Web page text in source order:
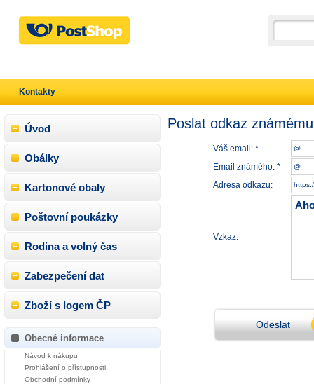
Poslat odkaz známému
Váš email: *
Email známého: *
Adresa odkazu:
Vzkaz:
Odeslat
Úvod
Obálky
Kartonové obaly
Poštovní poukázky
Rodina a volný čas
Zabezpečení dat
Zboží s logem ČP
Obecné informace
Návod k nákupu
Prohlášení o přístupnosti
Obchodní podmínky
Kontakty